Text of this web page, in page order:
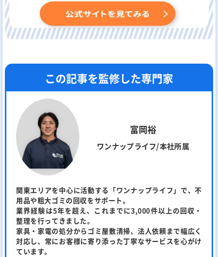
この記事を監修した専門家
富岡裕
ワンナップライフ/本社所属
関東エリアを中心に活動する「ワンナップライフ」で、不
用品や粗大ゴミの回収をサポート。
業界経験は5年を超え、これまでに3,000件以上の回収・
整理を行ってきました。
家具・家電の処分からゴミ屋敷清掃、法人依頼まで幅広く
対応し、常にお客様に寄り添った丁寧なサービスを心がけ
ています。